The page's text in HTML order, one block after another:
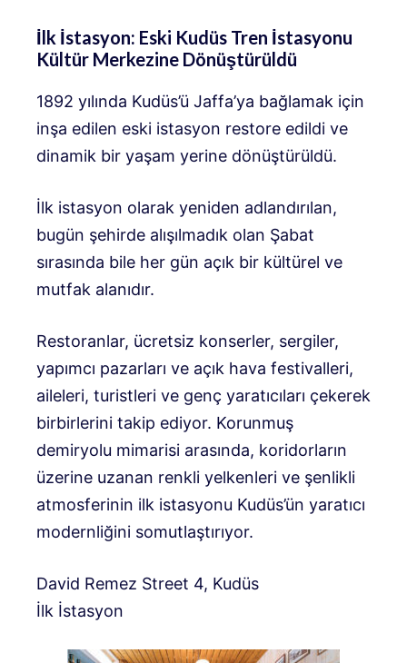
İlk İstasyon: Eski Kudüs Tren İstasyonu
Kültür Merkezine Dönüştürüldü
1892 yılında Kudüs’ü Jaffa’ya bağlamak için
inşa edilen eski istasyon restore edildi ve
dinamik bir yaşam yerine dönüştürüldü.
İlk istasyon olarak yeniden adlandırılan,
bugün şehirde alışılmadık olan Şabat
sırasında bile her gün açık bir kültürel ve
mutfak alanıdır.
Restoranlar, ücretsiz konserler, sergiler,
yapımcı pazarları ve açık hava festivalleri,
aileleri, turistleri ve genç yaratıcıları çekerek
birbirlerini takip ediyor. Korunmuş
demiryolu mimarisi arasında, koridorların
üzerine uzanan renkli yelkenleri ve şenlikli
atmosferinin ilk istasyonu Kudüs’ün yaratıcı
modernliğini somutlaştırıyor.
David Remez Street 4, Kudüs
İlk İstasyon